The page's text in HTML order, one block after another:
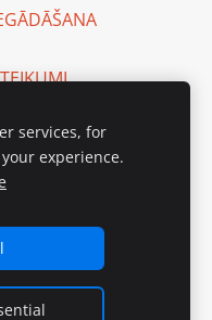
Latvija, LV-2112
services, for
experience.